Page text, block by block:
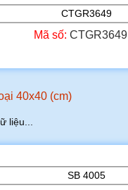
Mã số: CTGR3649
40x40 (cm)
liệu...